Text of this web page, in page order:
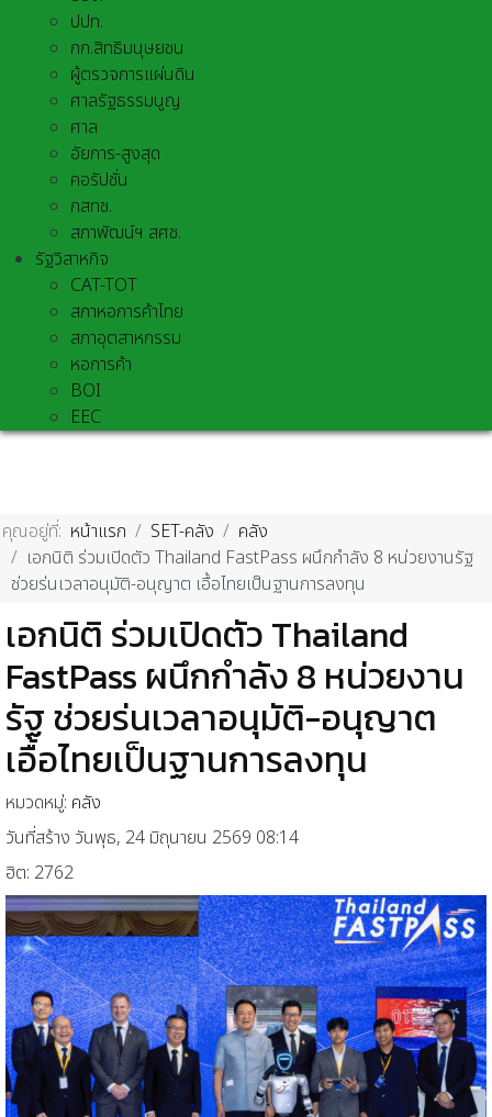
ปปท.
กก.สิทธิมนุษยชน
ผู้ตรวจการแผ่นดิน
ศาลรัฐธรรมนูญ
ศาล
อัยการ-สูงสุด
คอรัปชั่น
กสทช.
สภาพัฒน์ฯ สศช.
รัฐวิสาหกิจ
CAT-TOT
สภาหอการค้าไทย
สภาอุตสาหกรรม
หอการค้า
BOI
EEC
คุณอยู่ที่: หน้าแรก SET-คลัง
คลัง
เอกนิติ ร่วมเปิดตัว Thailand FastPass ผนึกกำลัง 8 หน่วยงานรัฐ
ช่วยร่นเวลาอนุมัติ-อนุญาต เอื้อไทยเป็นฐานการลงทุน
เอกนิติ ร่วมเปิดตัว Thailand
FastPass ผนึกกำลัง 8 หน่วยงาน
รัฐ ช่วยร่นเวลาอนุมัติ-อนุญาต
เอื้อไทยเป็นฐานการลงทุน
หมวดหมู่: คลัง
วันที่สร้าง วันพุธ, 24 มิถุนายน 2569 08:14
ฮิต: 2762